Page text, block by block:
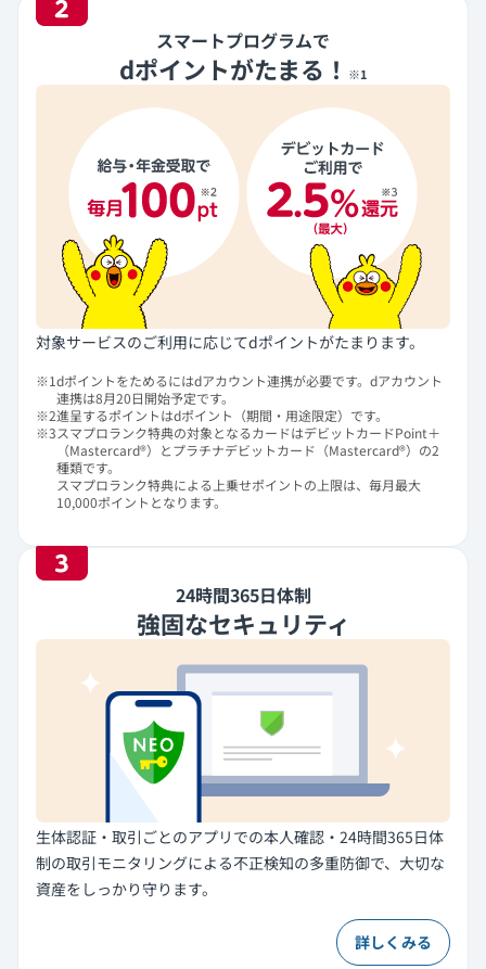
スマートプログラムで
dポイントがたまる！ ※1
対象サービスのご利用に応じてdポイントがたまります。
※1dポイントをためるにはdアカウント連携が必要です。dアカウント
連携は8月20日開始予定です。
※2進呈するポイントはdポイント（期間・用途限定）です。
※3スマプロランク特典の対象となるカードはデビットカードPoint＋
（Mastercard®）とプラチナデビットカード（Mastercard®）の2
種類です。
スマプロランク特典による上乗せポイントの上限は、毎月最大
10,000ポイントとなります。
24時間365日体制
強固なセキュリティ
生体認証・取引ごとのアプリでの本人確認・24時間365日体
制の取引モニタリングによる不正検知の多重防御で、大切な
資産をしっかり守ります。
詳しくみる